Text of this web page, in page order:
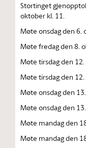
Stortinget
oktober kl. 11.
Møte onsdag den 6.
Møte fredag den 8.
Møte tirsdag den
Møte tirsdag den
Møte onsdag den
Møte onsdag den
Møte mandag den
Møte mandag den